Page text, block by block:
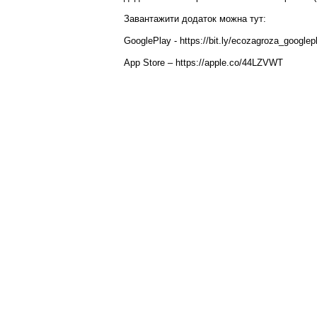
Завантажити додаток можна тут:
GooglePlay - https://bit.ly/
App Store – https://apple.co/44LZVWT